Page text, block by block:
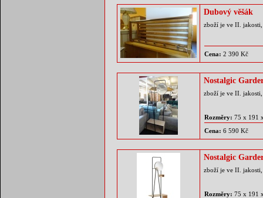
Dubový věšák
zboží je ve II.
Cena: 2 390 Kč
Nostalgic
zboží je ve II.
Rozměry: 75 x 191
Cena: 6 590 Kč
Nostalgic
zboží je ve II.
Rozměry: 75 x 191